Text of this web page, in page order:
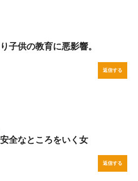
子供の教育に悪影響。
返信する
全なところをいく女
返信する